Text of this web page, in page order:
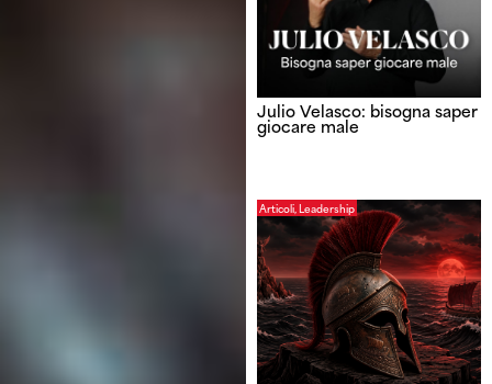
Julio Velasco: bisogna saper
giocare male
Articoli Leadership